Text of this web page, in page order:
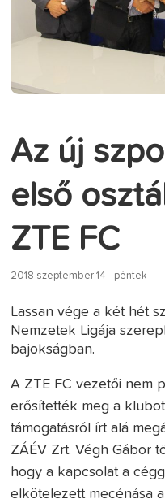
Az új
első
ZTE FC
2018 szeptember 14 - péntek
Lassan vége a két hét
Nemzetek Ligája
bajokságban.
A ZTE FC vezetői nem
erősítették meg a
támogatásról írt alá
ZÁÉV Zrt. Végh Gábor
hogy a kapcsolat a
elkötelezett mecénása